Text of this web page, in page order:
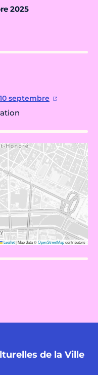
2025
septembre
Leaflet|Map data ©OpenStreetMapcontributors
de la Ville